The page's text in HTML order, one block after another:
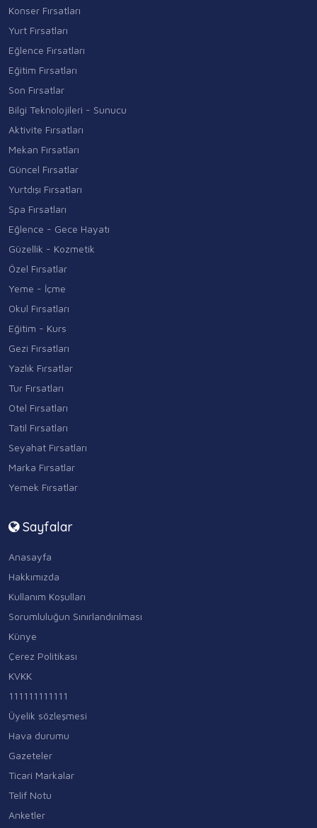
Konser Fırsatları
Yurt Fırsatları
Eğlence Fırsatları
Eğitim Fırsatları
Son Fırsatlar
Bilgi Teknolojileri - Sunucu
Aktivite Fırsatları
Mekan Fırsatları
Güncel Fırsatlar
Yurtdışı Fırsatları
Spa Fırsatları
Eğlence - Gece Hayatı
Güzellik - Kozmetik
Özel Fırsatlar
Yeme - İçme
Okul Fırsatları
Eğitim - Kurs
Gezi Fırsatları
Yazlık Fırsatlar
Tur Fırsatları
Otel Fırsatları
Tatil Fırsatları
Seyahat Fırsatları
Marka Fırsatlar
Yemek Fırsatlar
Sayfalar
Anasayfa
Hakkımızda
Kullanım Koşulları
Sorumluluğun Sınırlandırılması
Künye
Çerez Politikası
KVKK
111111111111
Üyelik sözleşmesi
Hava durumu
Gazeteler
Ticari Markalar
Telif Notu
Anketler